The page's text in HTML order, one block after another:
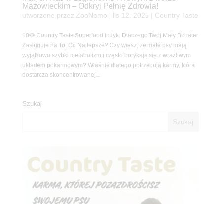
Mazowieckim – Odkryj Pełnię Zdrowia!
utworzone przez ZooNemo lis 12, 2025 Country Taste
10🐶 Country Taste Superfood Indyk: Dlaczego Twój Mały Bohater
Zasługuje na To, Co Najlepsze? Czy wiesz, że małe psy mają
wyjątkowo szybki metabolizm i często borykają się z wrażliwym
układem pokarmowym? Właśnie dlatego potrzebują karmy, która
dostarcza skoncentrowanej...
Szukaj